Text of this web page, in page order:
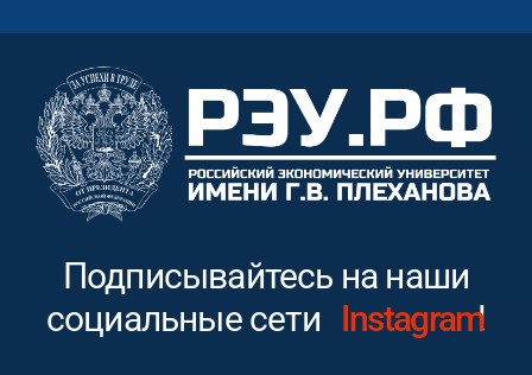
Подписывайтесь на наши
социальные сети Instagram!